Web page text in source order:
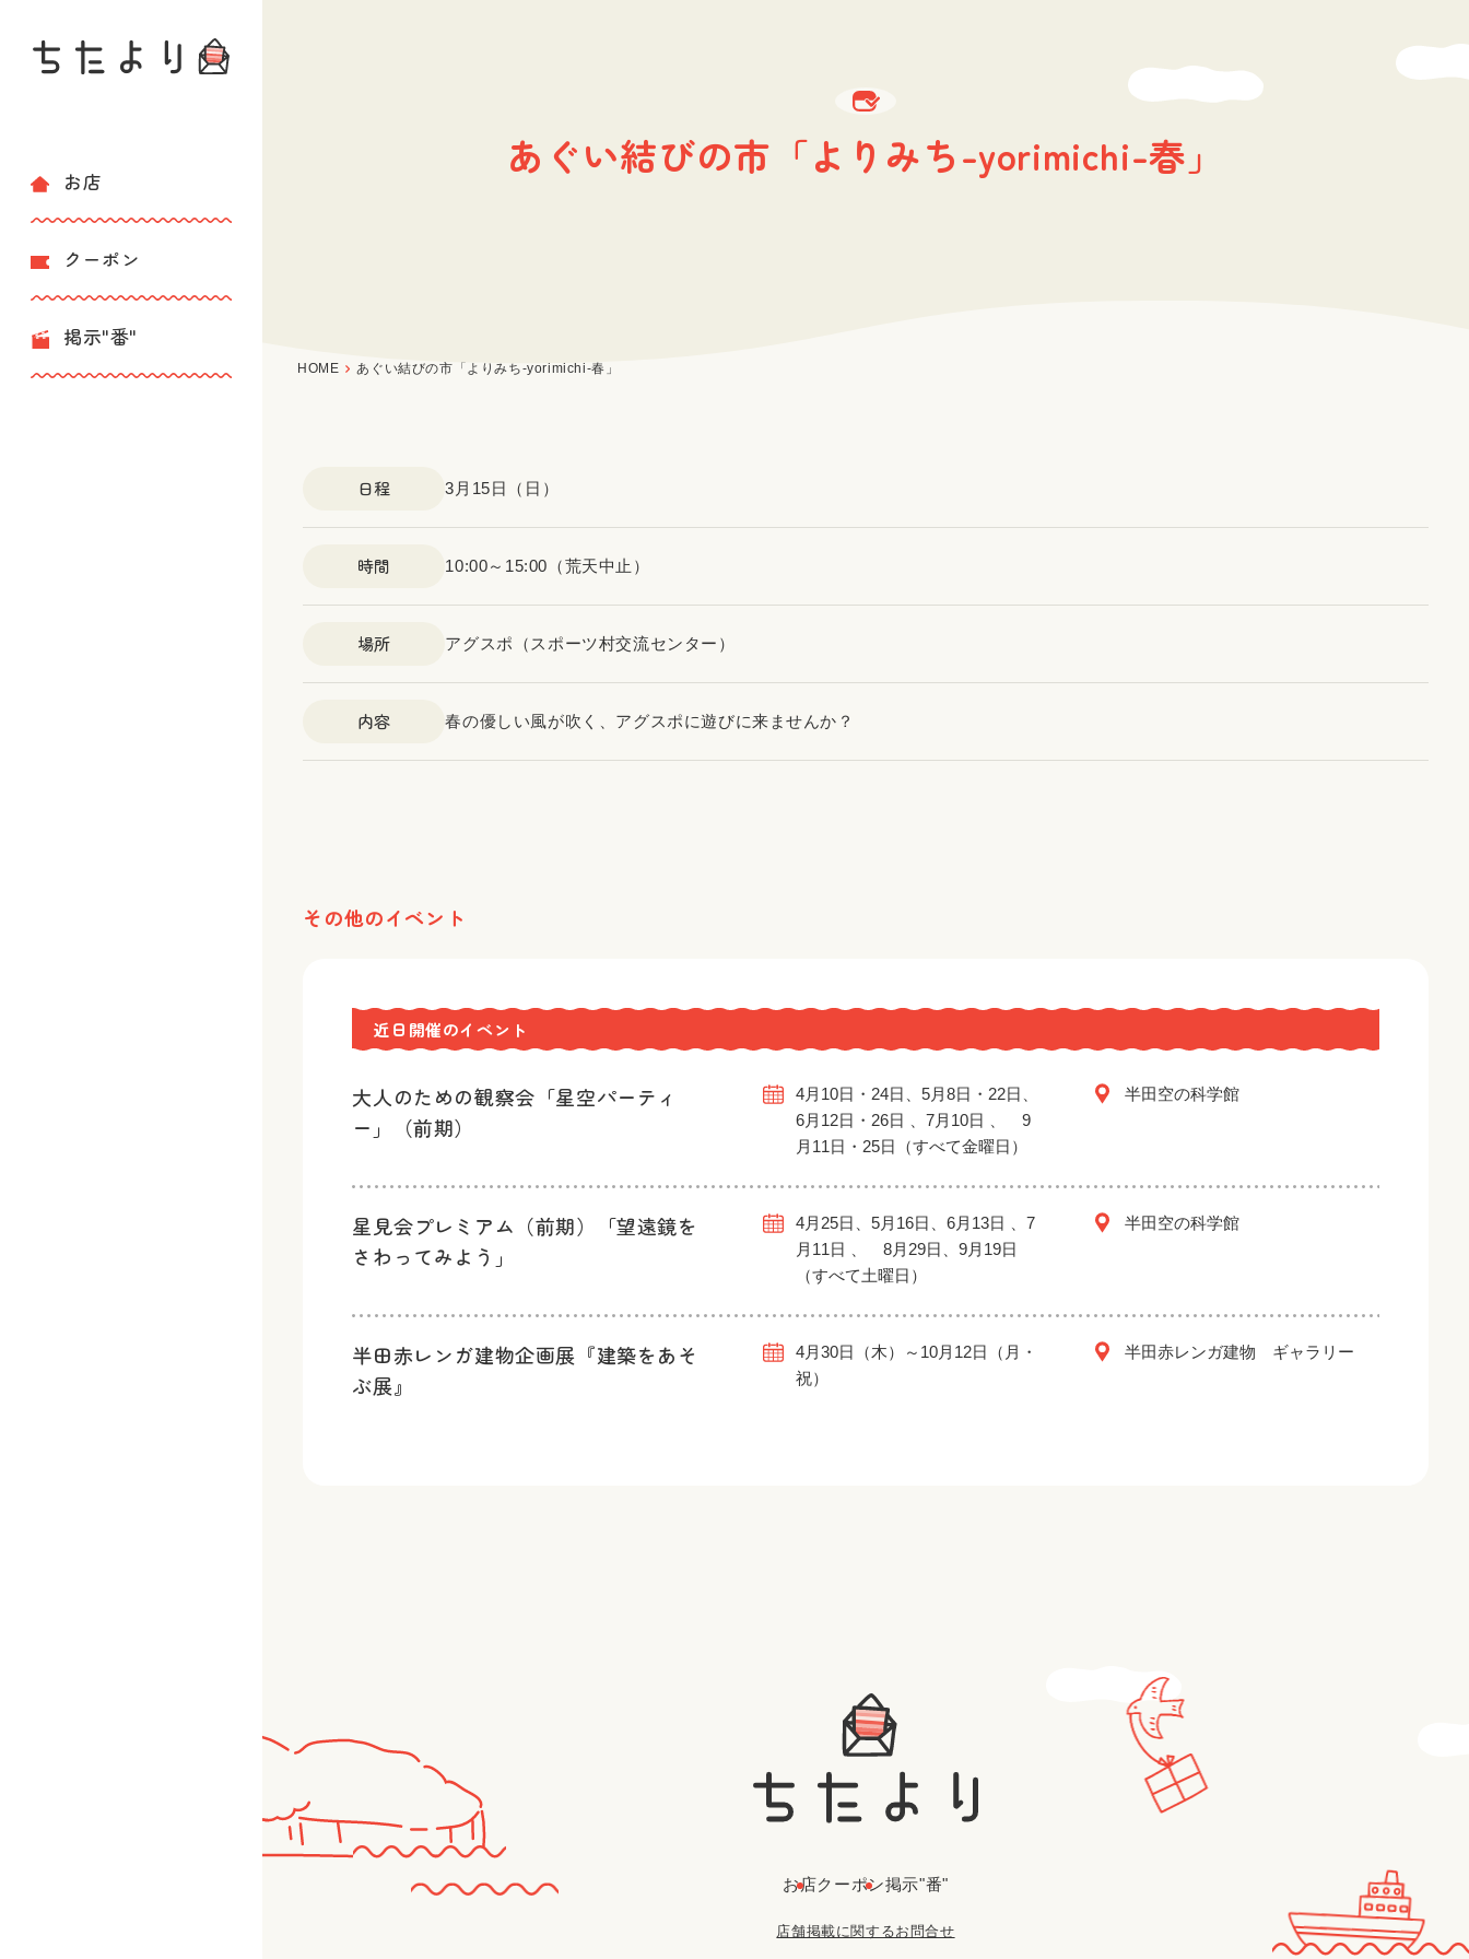
お店
クーポン
掲示"番"
あぐい結びの市「よりみち-yorimichi-春」
HOME あぐい結びの市「よりみち-yorimichi-春」
日程 3月15日（日）
時間 10:00～15:00（荒天中止）
場所 アグスポ（スポーツ村交流センター）
内容 春の優しい風が吹く、アグスポに遊びに来ませんか？
その他のイベント
近日開催のイベント
大人のための観察会「星空パーティ
ー」（前期）
4月10日・24日、5月8日・22日、
6月12日・26日 、7月10日 、 9
月11日・25日（すべて金曜日）
半田空の科学館
星見会プレミアム（前期）「望遠鏡を
さわってみよう」
4月25日、5月16日、6月13日 、7
月11日 、 8月29日、9月19日
（すべて土曜日）
半田空の科学館
半田赤レンガ建物企画展『建築をあそ
ぶ展』
4月30日（木）～10月12日（月・
祝）
半田赤レンガ建物 ギャラリー
お店クーポン掲示"番"
店舗掲載に関するお問合せ